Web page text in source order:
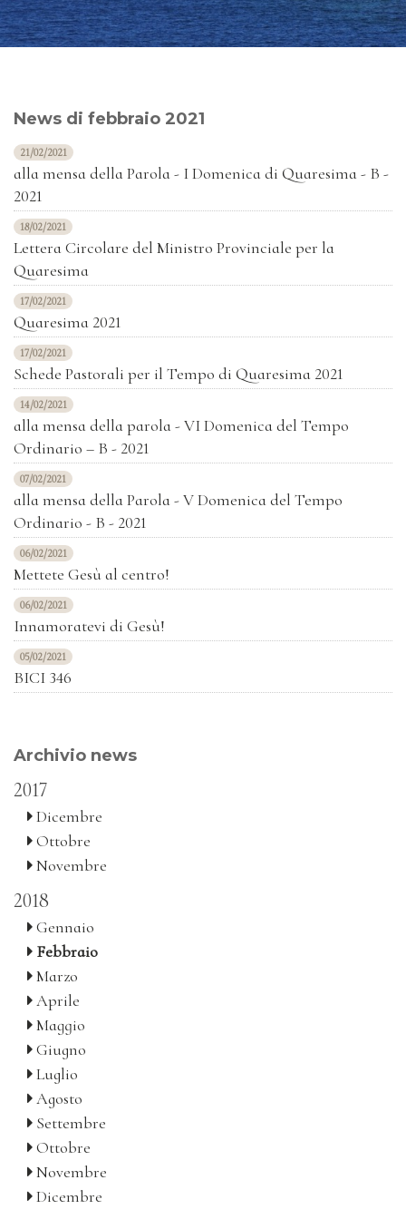
News di febbraio 2021
21/02/2021
alla mensa della Parola - I Domenica di Quaresima - B -
2021
18/02/2021
Lettera Circolare del Ministro Provinciale per la
Quaresima
17/02/2021
Quaresima 2021
17/02/2021
Schede Pastorali per il Tempo di Quaresima 2021
14/02/2021
alla mensa della parola - VI Domenica del Tempo
Ordinario – B - 2021
07/02/2021
alla mensa della Parola - V Domenica del Tempo
Ordinario - B - 2021
06/02/2021
Mettete Gesù al centro!
06/02/2021
Innamoratevi di Gesù!
05/02/2021
BICI 346
Archivio news
2017
Dicembre
Ottobre
Novembre
2018
Gennaio
Febbraio
Marzo
Aprile
Maggio
Giugno
Luglio
Agosto
Settembre
Ottobre
Novembre
Dicembre